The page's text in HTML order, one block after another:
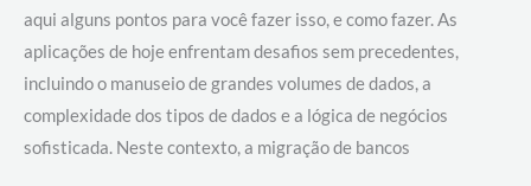
aqui alguns pontos para você fazer isso, e como fazer. As
aplicações de hoje enfrentam desafios sem precedentes,
incluindo o manuseio de grandes volumes de dados, a
complexidade dos tipos de dados e a lógica de negócios
sofisticada. Neste contexto, a migração de bancos